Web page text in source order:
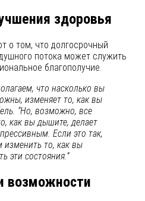
здоровья
о том, что долгосрочный
потока может служить
благополучие.
что насколько вы
изменяет то, как вы
“Но, возможно, все
как вы дышите, делает
Если это так,
то, как вы
эти состояния.”
возможности